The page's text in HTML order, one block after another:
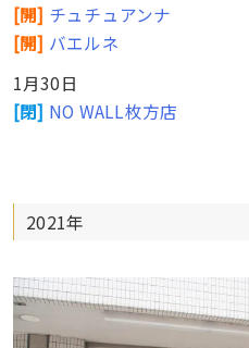
[開] チュチュアンナ
[開] バエルネ
1月30日
[閉] NO WALL枚方店
2021年